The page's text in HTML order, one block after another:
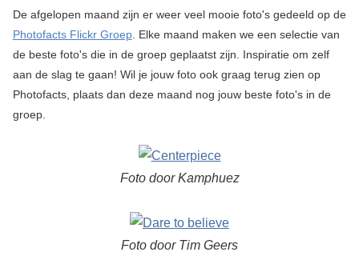
De afgelopen maand zijn er weer veel mooie foto's gedeeld op de
Photofacts Flickr Groep. Elke maand maken we een selectie van
de beste foto's die in de groep geplaatst zijn. Inspiratie om zelf
aan de slag te gaan! Wil je jouw foto ook graag terug zien op
Photofacts, plaats dan deze maand nog jouw beste foto's in de
groep.
Foto door Kamphuez
Foto door Tim Geers